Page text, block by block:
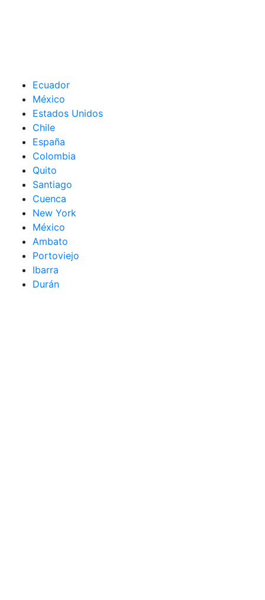
Ecuador
México
Estados Unidos
Chile
España
Colombia
Quito
Santiago
Cuenca
New York
México
Ambato
Portoviejo
Ibarra
Durán